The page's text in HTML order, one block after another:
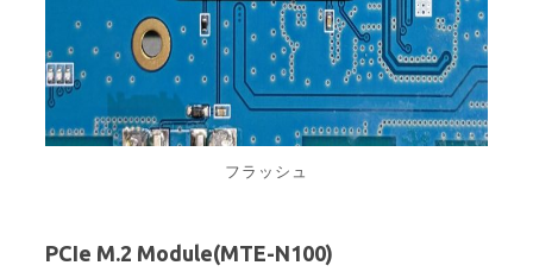
フラッシュ
PCIe M.2 Module(MTE-N100)